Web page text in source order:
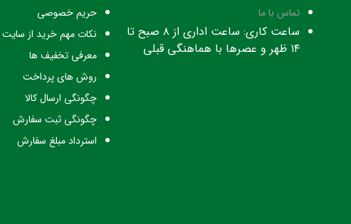
تماس با ما
ساعت کاری: ساعت اداری از ۸ صبح تا
۱۴ ظهر و عصرها با هماهنگی قبلی
حریم خصوصی
نکات مهم خرید از سایت
معرفی تخفیف ها
روش های پرداخت
چگونگی ارسال کالا
چگونگی ثبت سفارش
استرداد مبلغ سفارش